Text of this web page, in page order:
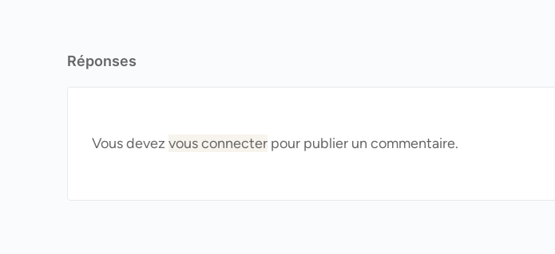
Réponses
Vous devez vous connecter pour publier un commentaire.